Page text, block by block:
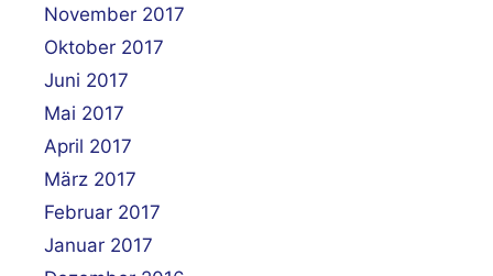
November 2017
Oktober 2017
Juni 2017
Mai 2017
April 2017
März 2017
Februar 2017
Januar 2017